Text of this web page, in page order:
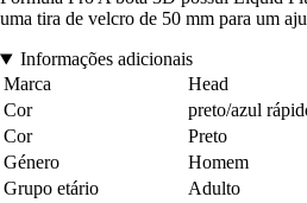
uma tira de velcro de 50 mm para um
Informações adicionais
Marca
Head
Cor
preto/azul
Cor
Preto
Género
Homem
Grupo etário
Adulto